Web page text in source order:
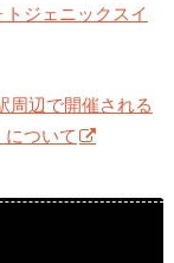
ジェニックスイ
周辺で開催される
について